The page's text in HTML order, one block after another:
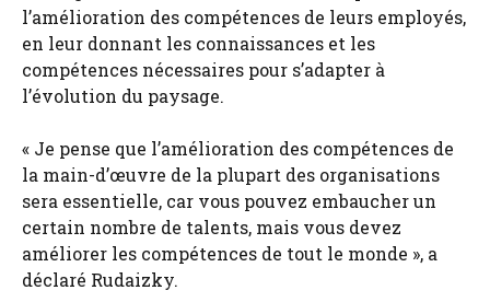
l’amélioration des compétences de leurs employés,
en leur donnant les connaissances et les
compétences nécessaires pour s’adapter à
l’évolution du paysage.
« Je pense que l’amélioration des compétences de
la main-d’œuvre de la plupart des organisations
sera essentielle, car vous pouvez embaucher un
certain nombre de talents, mais vous devez
améliorer les compétences de tout le monde », a
déclaré Rudaizky.